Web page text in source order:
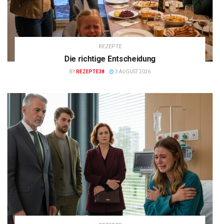
REZEPTE
Die richtige Entscheidung
BY REZEPTE38 3 AUGUST 2026